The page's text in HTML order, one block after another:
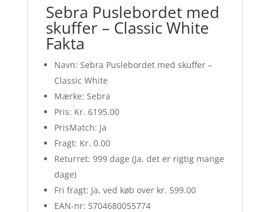
Sebra Puslebordet med
skuffer – Classic White
Fakta
Navn: Sebra Puslebordet med skuffer –
Classic White
Mærke: Sebra
Pris: Kr. 6195.00
PrisMatch: Ja
Fragt: Kr. 0.00
Returret: 999 dage (Ja, det er rigtig mange
dage)
Fri fragt: Ja, ved køb over kr. 599.00
EAN-nr: 5704680055774